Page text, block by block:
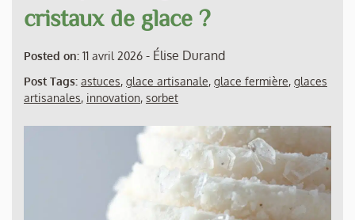
cristaux de glace ?
Posted on: 11 avril 2026 - Élise Durand
Post Tags: astuces, glace artisanale, glace fermière, glaces
artisanales, innovation, sorbet